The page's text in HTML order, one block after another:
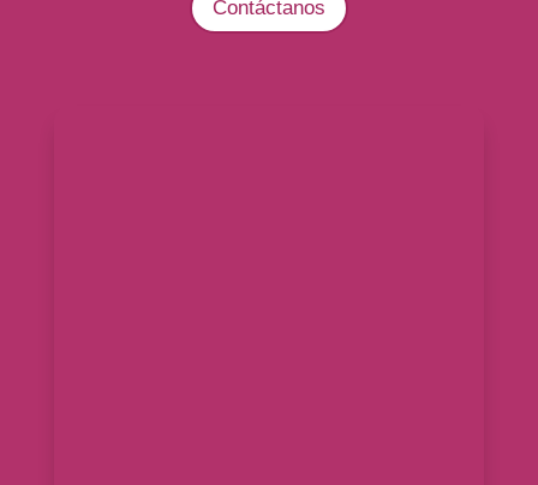
Contáctanos